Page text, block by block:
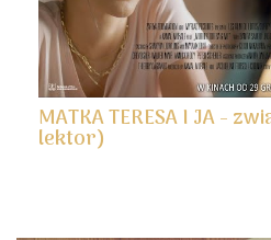
MATKA TERESA I JA -
lektor)